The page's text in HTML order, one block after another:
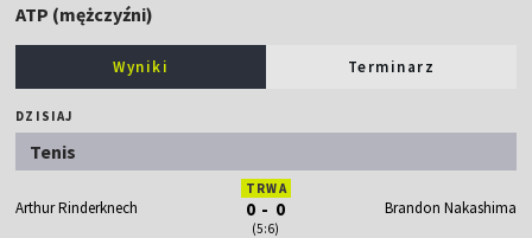
ATP (mężczyźni)
Wyniki Terminarz
DZISIAJ
Tenis
Arthur Rinderknech
TRWA
0 - 0
(5:6)
Brandon Nakashima